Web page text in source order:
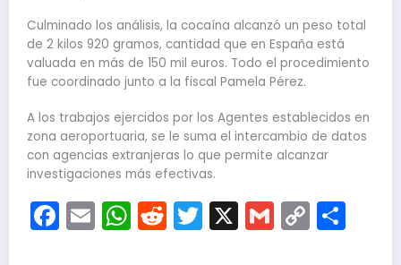
Culminado los análisis, la cocaína alcanzó un peso total
de 2 kilos 920 gramos, cantidad que en España está
valuada en más de 150 mil euros. Todo el procedimiento
fue coordinado junto a la fiscal Pamela Pérez.
A los trabajos ejercidos por los Agentes establecidos en
zona aeroportuaria, se le suma el intercambio de datos
con agencias extranjeras lo que permite alcanzar
investigaciones más efectivas.
Facebook
EmailWhatsApp
Reddit
Twitter
X Gmail
Copy
Link